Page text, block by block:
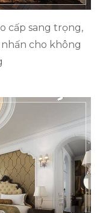
cấp sang trọng,
cho không